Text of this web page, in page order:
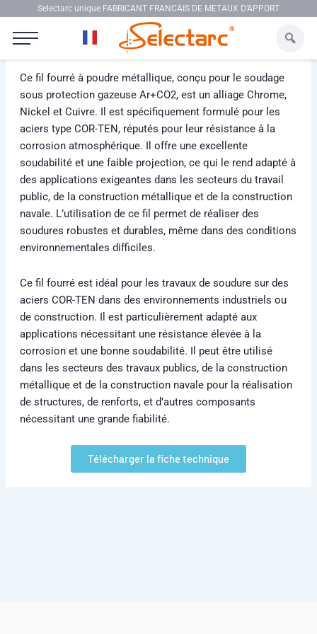
Aller au contenuSelectarc unique FABRICANT FRANCAIS DE METAUX D'APPORT
Ce fil fourré à poudre métallique, conçu pour le soudage
sous protection gazeuse Ar+CO2, est un alliage Chrome,
Nickel et Cuivre. Il est spécifiquement formulé pour les
aciers type COR-TEN, réputés pour leur résistance à la
corrosion atmosphérique. Il offre une excellente
soudabilité et une faible projection, ce qui le rend adapté à
des applications exigeantes dans les secteurs du travail
public, de la construction métallique et de la construction
navale. L’utilisation de ce fil permet de réaliser des
soudures robustes et durables, même dans des conditions
environnementales difficiles.
Ce fil fourré est idéal pour les travaux de soudure sur des
aciers COR-TEN dans des environnements industriels ou
de construction. Il est particulièrement adapté aux
applications nécessitant une résistance élevée à la
corrosion et une bonne soudabilité. Il peut être utilisé
dans les secteurs des travaux publics, de la construction
métallique et de la construction navale pour la réalisation
de structures, de renforts, et d’autres composants
nécessitant une grande fiabilité.
Télécharger la fiche technique